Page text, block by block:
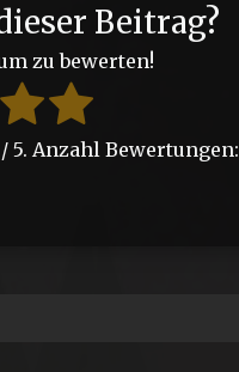
Beitrag?
zu bewerten!
/ 5. Anzahl Bewertungen: